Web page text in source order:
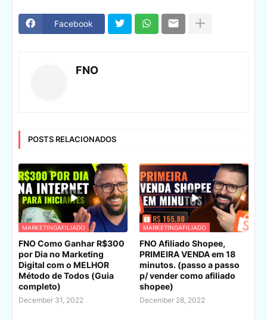
Facebook
FNO
POSTS RELACIONADOS
MARKETINGAFILIADO
FNO Como Ganhar R$300
por Dia no Marketing
Digital com o MELHOR
Método de Todos (Guia
completo)
December 31, 2022
MARKETINGAFILIADO
FNO Afiliado Shopee,
PRIMEIRA VENDA em 18
minutos. (passo a passo
p/ vender como afiliado
shopee)
December 28, 2022